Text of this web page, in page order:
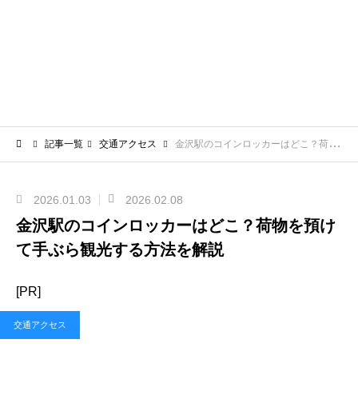
記事一覧 交通アクセス 金沢駅のコインロッカーはどこ？荷物を預けて手ぶら観光する方法を解説
2026.01.03 2026.02.08
金沢駅のコインロッカーはどこ？荷物を預け
て手ぶら観光する方法を解説
[PR]
交通アクセス